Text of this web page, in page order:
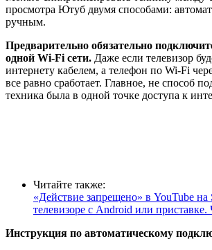
просмотра Ютуб двумя способами:
ручным.
Предварительно обязательно
одной Wi-Fi сети. Даже если телевизор
интернету кабелем, а телефон по Wi-Fi
все равно сработает. Главное, не способ
техника была в одной точке доступа к
Читайте также:
«Действие запрещено» в YouTube на
телевизоре с Android или приставке.
Инструкция по автоматическому